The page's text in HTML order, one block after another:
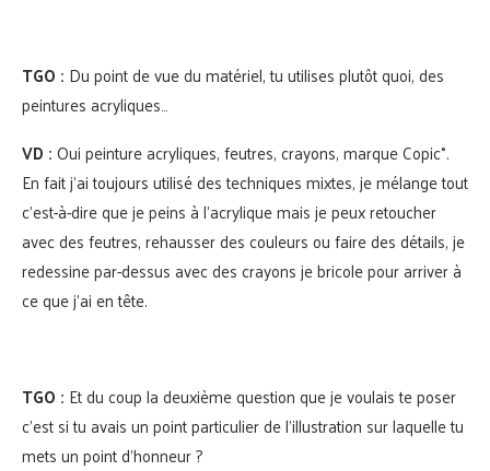
TGO : Du point de vue du matériel, tu utilises plutôt quoi, des
peintures acryliques…
VD :Oui peinture acryliques, feutres, crayons, marque Copic°.
En fait j’ai toujours utilisé des techniques mixtes, je mélange tout
c’est-à-dire que je peins à l’acrylique mais je peux retoucher
avec des feutres, rehausser des couleurs ou faire des détails, je
redessine par-dessus avec des crayons je bricole pour arriver à
ce que j’ai en tête.
TGO : Et du coup la deuxième question que je voulais te poser
c’est si tu avais un point particulier de l’illustration sur laquelle tu
mets un point d’honneur ?